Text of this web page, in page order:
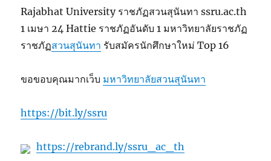
Rajabhat University ราชภัฏสวนสุนันทา ssru.ac.th
1 เมษา 24 Hattie ราชภัฏอันดับ 1 มหาวิทยาลัยราชภัฏ
ราชภัฏสวนสุนันทา รับสมัครนักศึกษาใหม่ Top 16
ขอขอบคุณมากเว็บ มหาวิทยาลัยสวนสุนันทา
https://bit.ly/ssru
https://rebrand.ly/ssru_ac_th